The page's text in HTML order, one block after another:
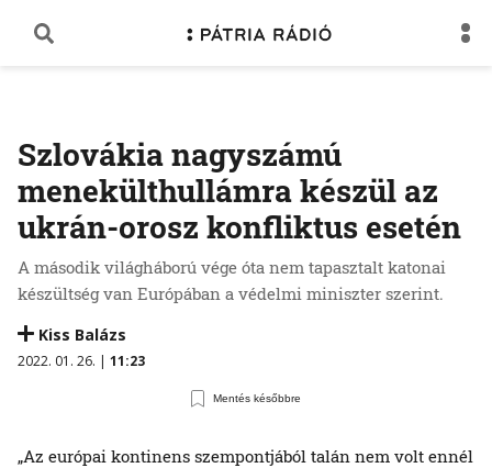
Szlovákia nagyszámú
menekülthullámra készül az
ukrán-orosz konfliktus esetén
A második világháború vége óta nem tapasztalt katonai
készültség van Európában a védelmi miniszter szerint.
Kiss Balázs
2022. 01. 26. | 11:23
Mentés későbbre
„Az európai kontinens szempontjából talán nem volt ennél